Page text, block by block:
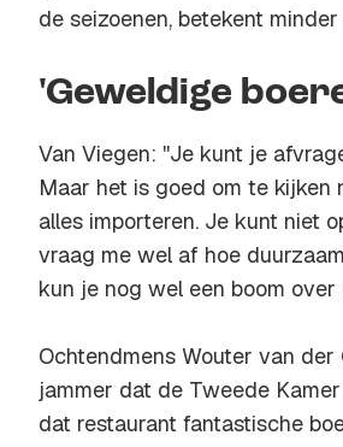
de seizoenen, betekent
'Geweldige
Van Viegen: ''Je kunt je
Maar het is goed om te kijken
alles importeren. Je kunt niet
vraag me wel af hoe
kun je nog wel een boom over
Ochtendmens Wouter van
jammer dat de Tweede
dat restaurant fantastische